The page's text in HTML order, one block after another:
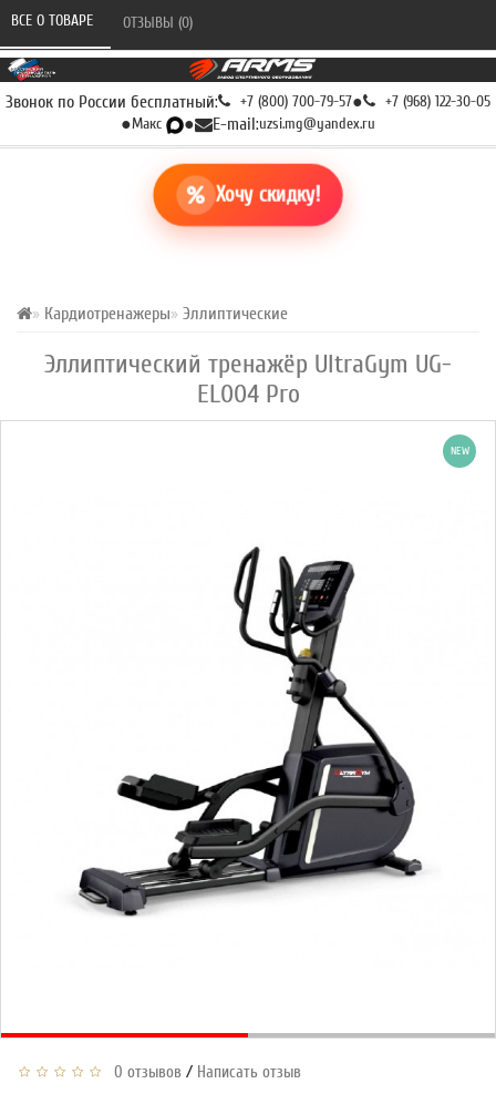
Звонок по России бесплатный: +7 (800) 700-79-57● +7 (968) 122-30-05
●Макс ● E-mail:uzsi.mg@yandex.ru
Хочу скидку!
Кардиотренажеры Эллиптические
Эллиптический тренажёр UltraGym UG-
EL004 Pro
ВСЕ О ТОВАРЕ ОТЗЫВЫ (0)
NEW
0 отзывов / Написать отзыв